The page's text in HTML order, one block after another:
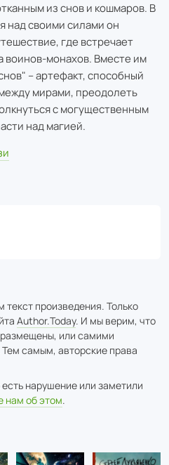
из снов и кошмаров. В
над своими силами он
где встречает
воинов-монахов. Вместе им
– артефакт, способный
мирами, преодолеть
с могущественным
над магией.
произведения. Только
Author.Today. И мы верим, что
или самими
самым, авторские права
нарушение или заметили
нам об этом.